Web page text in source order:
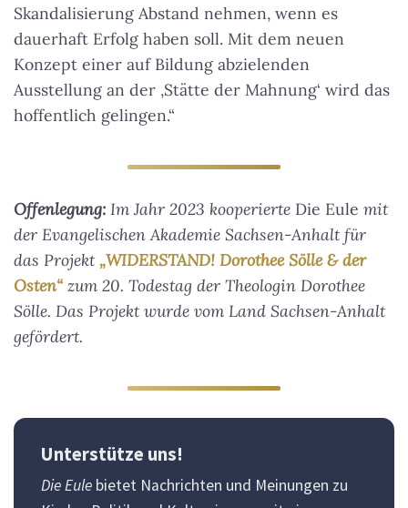
Skandalisierung Abstand nehmen, wenn es
dauerhaft Erfolg haben soll. Mit dem neuen
Konzept einer auf Bildung abzielenden
Ausstellung an der ‚Stätte der Mahnung‘ wird das
hoffentlich gelingen.“
Offenlegung: Im Jahr 2023 kooperierte Die Eule mit
der Evangelischen Akademie Sachsen-Anhalt für
das Projekt„WIDERSTAND! Dorothee Sölle & der
Osten“ zum 20. Todestag der Theologin Dorothee
Sölle. Das Projekt wurde vom Land Sachsen-Anhalt
gefördert.
Unterstütze uns!
Die Eule bietet Nachrichten und Meinungen zu